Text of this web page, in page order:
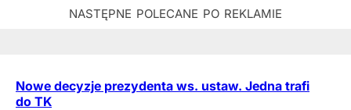
Nowe decyzje prezydenta ws. ustaw. Jedna trafi
do TK